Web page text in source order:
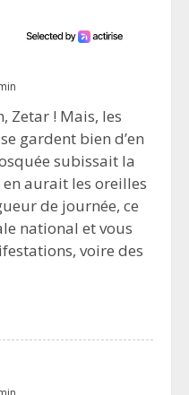
Zetar ! Mais, les
gardent bien d’en
subissait la
en aurait les oreilles
de journée, ce
national et vous
voire des